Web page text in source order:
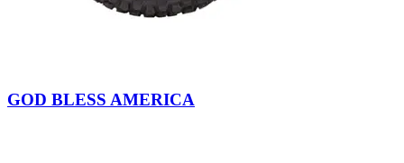
GOD BLESS AMERICA